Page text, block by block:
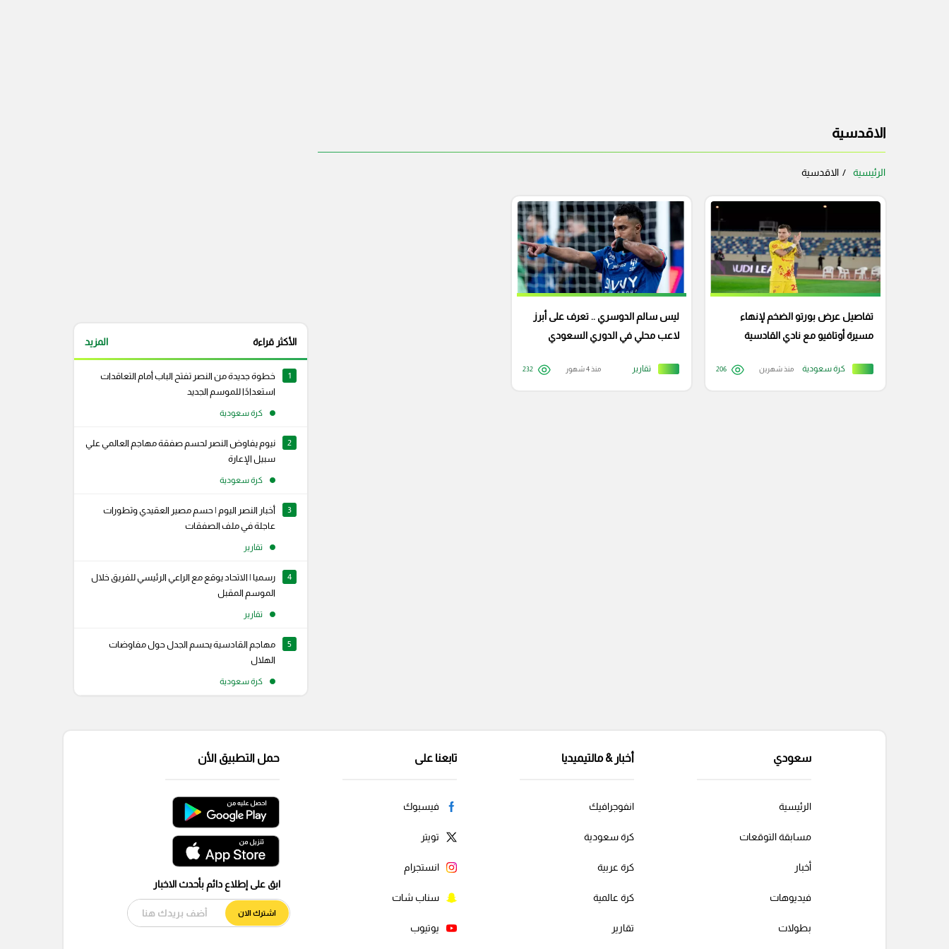
الاقدسية
الرئيسية الاقدسية
كرة سعودية
تفاصيل عرض بورتو الضخم لإنهاء
مسيرة أوتافيو مع نادي القادسية
منذ شهرين 206 تقارير
ليس سالم الدوسري .. تعرف على أبرز
لاعب محلي في الدوري السعودي
منذ 4 شهور 232
الأكثر قراءة المزيد
1
خطوة جديدة من النصر تفتح الباب أمام التعاقدات
استعدادًا للموسم الجديد
كرة سعودية
2
نيوم يفاوض النصر لحسم صفقة مهاجم العالمي علي
سبيل الإعارة
كرة سعودية
3
أخبار النصر اليوم | حسم مصير العقيدي وتطورات
عاجلة في ملف الصفقات
تقارير
4
رسميا | الاتحاد يوقع مع الراعي الرئيسي للفريق خلال
الموسم المقبل
تقارير
5
مهاجم القادسية يحسم الجدل حول مفاوضات
الهلال
كرة سعودية
سعودي
الرئيسية
مسابقة التوقعات
أخبار
فيديوهات
بطولات
أخبار & مالتيميديا
انفوجرافيك
كرة سعودية
كرة عربية
كرة عالمية
تقارير
تابعنا على
فيسبوك
تويتر
انستجرام
سناب شات
يوتيوب
حمل التطبيق الأن
ابق على إطلاع دائم بأحدث الاخبار
اشترك الان